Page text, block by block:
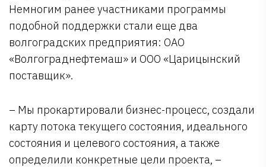
Немногим ранее участниками программы
подобной поддержки стали еще два
волгоградских предприятия: ОАО
«Волгограднефтемаш» и ООО «Царицынский
поставщик».
– Мы прокартировали бизнес-процесс, создали
карту потока текущего состояния, идеального
состояния и целевого состояния, а также
определили конкретные цели проекта, –